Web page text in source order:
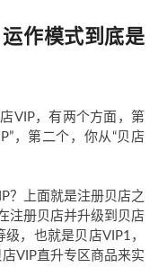
作模式到底是
VIP，有两个方面，第
，第二个，你从“贝店
？上面就是注册贝店之
注册贝店并升级到贝店
，也就是贝店VIP1，
VIP直升专区商品来实